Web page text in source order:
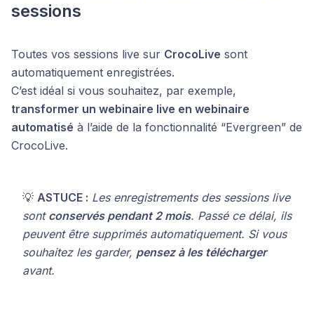
sessions
Toutes vos sessions live sur CrocoLive sont
automatiquement enregistrées.
C’est idéal si vous souhaitez, par exemple,
transformer un webinaire live en webinaire
automatisé à l’aide de la fonctionnalité “Evergreen” de
CrocoLive.
💡 ASTUCE : Les enregistrements des sessions live
sont conservés pendant 2 mois. Passé ce délai, ils
peuvent être supprimés automatiquement. Si vous
souhaitez les garder, pensez à les télécharger
avant.